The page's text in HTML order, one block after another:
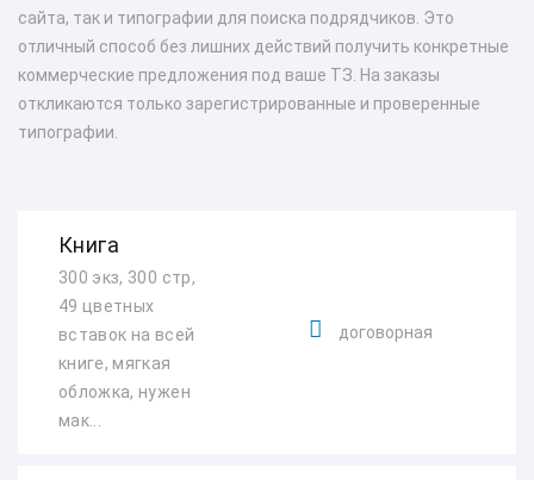
сайта, так и типографии для поиска подрядчиков. Это
отличный способ без лишних действий получить конкретные
коммерческие предложения под ваше ТЗ. На заказы
откликаются только зарегистрированные и проверенные
типографии.
Книга
300 экз, 300 стр,
49 цветных
вставок на всей
книге, мягкая
обложка, нужен
мак...
договорная